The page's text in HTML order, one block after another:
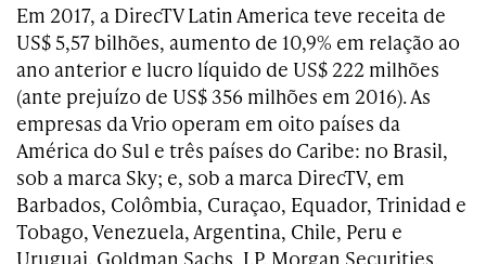
Em 2017, a DirecTV Latin America teve receita de
US$ 5,57 bilhões, aumento de 10,9% em relação ao
ano anterior e lucro líquido de US$ 222 milhões
(ante prejuízo de US$ 356 milhões em 2016). As
empresas da Vrio operam em oito países da
América do Sul e três países do Caribe: no Brasil,
sob a marca Sky; e, sob a marca DirecTV, em
Barbados, Colômbia, Curaçao, Equador, Trinidad e
Tobago, Venezuela, Argentina, Chile, Peru e
Uruguai. Goldman Sachs, J.P. Morgan Securities,